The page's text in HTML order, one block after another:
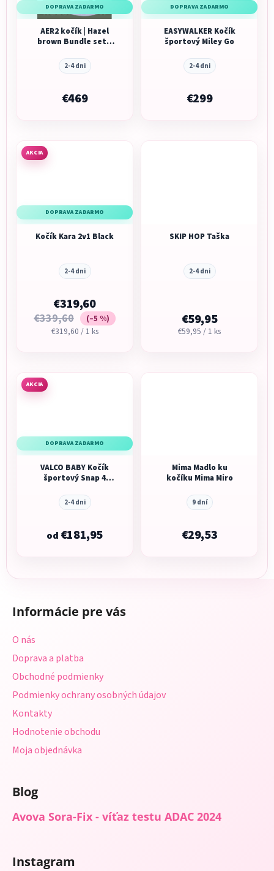
DOPRAVA ZADARMO
AER2 kočík | Hazel
brown Bundle set s
2-4 dni
€469
DOPRAVA ZADARMO
EASYWALKER Kočík
športový Miley Go
2-4 dni
€299
AKCIA
DOPRAVA ZADARMO
Kočík Kara 2v1 Black
2-4 dni
€319,60
€339,60
(–5 %)
Jednotková
€319,60 / 1 ks
SKIP HOP Taška
2-4 dni
€59,95
Jednotková
€59,95 / 1 ks
AKCIA
DOPRAVA ZADARMO
VALCO BABY Kočík
športový Snap 4
2-4 dni
od €181,95
Mima Madlo ku
kočíku Mima Miro
9 dní
€29,53
Informácie pre vás
O nás
Doprava a platba
Obchodné podmienky
Podmienky ochrany osobných údajov
Kontakty
Hodnotenie obchodu
Moja objednávka
Blog
Avova Sora-Fix - víťaz testu ADAC 2024
Instagram